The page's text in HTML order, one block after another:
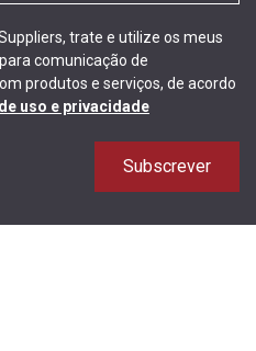
trate e utilize os meus
comunicação de
produtos e serviços, de acordo
uso e privacidade
Subscrever